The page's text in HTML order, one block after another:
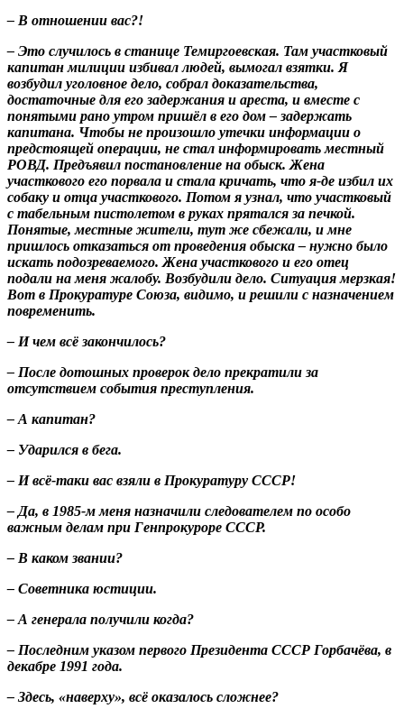
– В отношении вас?!
– Это случилось в станице Темиргоевская. Там участковый
капитан милиции избивал людей, вымогал взятки. Я
возбудил уголовное дело, собрал доказательства,
достаточные для его задержания и ареста, и вместе с
понятыми рано утром пришёл в его дом – задержать
капитана. Чтобы не произошло утечки информации о
предстоящей операции, не стал информировать местный
РОВД. Предъявил постановление на обыск. Жена
участкового его порвала и стала кричать, что я-де избил их
собаку и отца участкового. Потом я узнал, что участковый
с табельным пистолетом в руках прятался за печкой.
Понятые, местные жители, тут же сбежали, и мне
пришлось отказаться от проведения обыска – нужно было
искать подозреваемого. Жена участкового и его отец
подали на меня жалобу. Возбудили дело. Ситуация мерзкая!
Вот в Прокуратуре Союза, видимо, и решили с назначением
повременить.
– И чем всё закончилось?
– После дотошных проверок дело прекратили за
отсутствием события преступления.
– А капитан?
– Ударился в бега.
– И всё-таки вас взяли в Прокуратуру СССР!
– Да, в 1985-м меня назначили следователем по особо
важным делам при Генпрокуроре СССР.
– В каком звании?
– Советника юстиции.
– А генерала получили когда?
– Последним указом первого Президента СССР Горбачёва, в
декабре 1991 года.
– Здесь, «наверху», всё оказалось сложнее?